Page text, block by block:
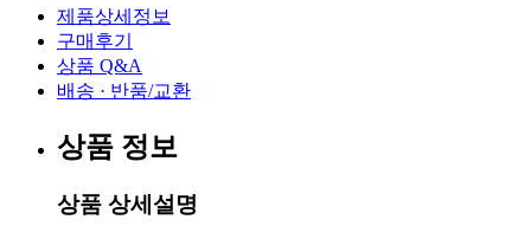
제품상세정보
구매후기
상품 Q&A
배송 · 반품/교환
상품 정보
상품 상세설명